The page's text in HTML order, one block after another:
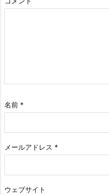
名前 *
メールアドレス *
ウェブサイト